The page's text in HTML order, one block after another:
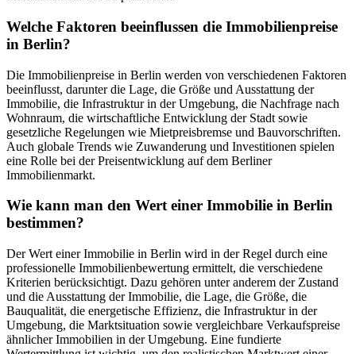
Welche Faktoren beeinflussen die Immobilienpreise
in Berlin?
Die Immobilienpreise in Berlin werden von verschiedenen Faktoren
beeinflusst, darunter die Lage, die Größe und Ausstattung der
Immobilie, die Infrastruktur in der Umgebung, die Nachfrage nach
Wohnraum, die wirtschaftliche Entwicklung der Stadt sowie
gesetzliche Regelungen wie Mietpreisbremse und Bauvorschriften.
Auch globale Trends wie Zuwanderung und Investitionen spielen
eine Rolle bei der Preisentwicklung auf dem Berliner
Immobilienmarkt.
Wie kann man den Wert einer Immobilie in Berlin
bestimmen?
Der Wert einer Immobilie in Berlin wird in der Regel durch eine
professionelle Immobilienbewertung ermittelt, die verschiedene
Kriterien berücksichtigt. Dazu gehören unter anderem der Zustand
und die Ausstattung der Immobilie, die Lage, die Größe, die
Bauqualität, die energetische Effizienz, die Infrastruktur in der
Umgebung, die Marktsituation sowie vergleichbare Verkaufspreise
ähnlicher Immobilien in der Umgebung. Eine fundierte